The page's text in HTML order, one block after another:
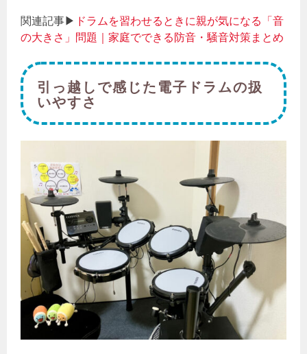
関連記事▶ ドラムを習わせるときに親が気になる「音
の大きさ」問題｜家庭でできる防音・騒音対策まとめ
引っ越しで感じた電子ドラムの扱
いやすさ